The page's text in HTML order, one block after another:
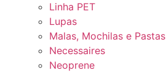
Linha PET
Lupas
Malas, Mochilas e Pastas
Necessaires
Neoprene